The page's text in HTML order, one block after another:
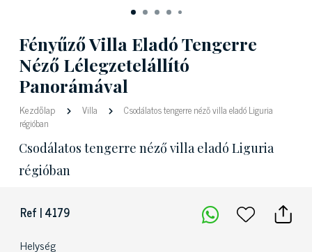
Fényűző Villa Eladó Tengerre
Néző Lélegzetelállító
Panorámával
Kezdőlap Villa
Csodálatos tengerre néző villa eladó Liguria
régióban
Csodálatos tengerre néző villa eladó Liguria
régióban
Ref | 4179
Helység